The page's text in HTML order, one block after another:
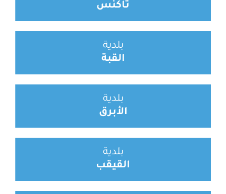
تاكنس
بلدية
القبة
بلدية
الأبرق
بلدية
القيقب